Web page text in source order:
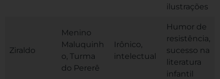
ilustrações
Ziraldo
Menino
Maluquinh
o, Turma
do Pererê
Irônico,
intelectual
Humor de
resistência,
sucesso na
literatura
infantil